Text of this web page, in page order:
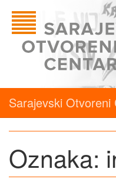
Sarajevski Otvoreni
Oznaka: